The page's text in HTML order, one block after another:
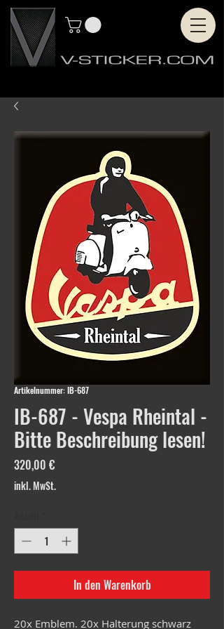
Artikelnummer: IB-687
IB-687 - Vespa Rheintal -
Bitte Beschreibung lesen!
320,00 €Preis
inkl. MwSt.
In den Warenkorb
20x Emblem. 20x Halterung schwarz